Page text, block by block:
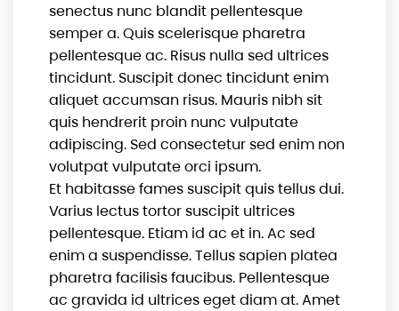
senectus nunc blandit pellentesque
semper a. Quis scelerisque pharetra
pellentesque ac. Risus nulla sed ultrices
tincidunt. Suscipit donec tincidunt enim
aliquet accumsan risus. Mauris nibh sit
quis hendrerit proin nunc vulputate
adipiscing. Sed consectetur sed enim non
volutpat vulputate orci ipsum.
Et habitasse fames suscipit quis tellus dui.
Varius lectus tortor suscipit ultrices
pellentesque. Etiam id ac et in. Ac sed
enim a suspendisse. Tellus sapien platea
pharetra facilisis faucibus. Pellentesque
ac gravida id ultrices eget diam at. Amet